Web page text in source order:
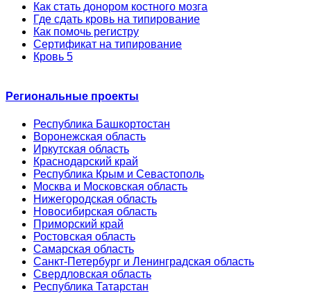
Как стать донором костного мозга
Где сдать кровь на типирование
Как помочь регистру
Сертификат на типирование
Кровь 5
Региональные проекты
Республика Башкортостан
Воронежская область
Иркутская область
Краснодарский край
Республика Крым и Севастополь
Москва и Московская область
Нижегородская область
Новосибирская область
Приморский край
Ростовская область
Самарская область
Санкт-Петербург и Ленинградская область
Свердловская область
Республика Татарстан